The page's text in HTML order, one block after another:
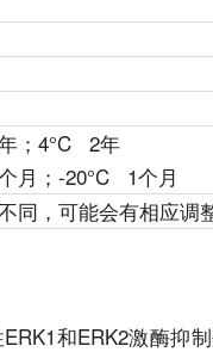
；4°C 2年
；-20°C 1个月
同，可能会有相应调整
和ERK2激酶抑